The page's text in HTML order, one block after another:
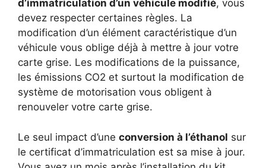
d’immatriculation d’un véhicule modifié, vous
devez respecter certaines règles. La
modification d’un élément caractéristique d’un
véhicule vous oblige déjà à mettre à jour votre
carte grise. Les modifications de la puissance,
les émissions CO2 et surtout la modification de
système de motorisation vous obligent à
renouveler votre carte grise.
Le seul impact d’une conversion à l’éthanol sur
le certificat d’immatriculation est sa mise à jour.